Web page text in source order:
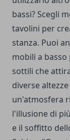
bassi? Scegli
tavolini per
stanza. Puoi
mobili a
sottili che
diverse
un'atmosfera
l'illusione di
e il soffitto